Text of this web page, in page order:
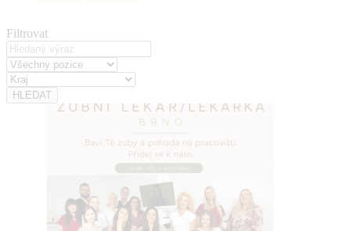
Filtrovat